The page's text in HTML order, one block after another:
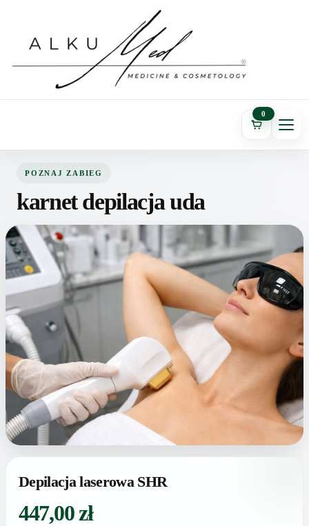
0
POZNAJ ZABIEG
karnet depilacja uda
Depilacja laserowa SHR
447,00zł